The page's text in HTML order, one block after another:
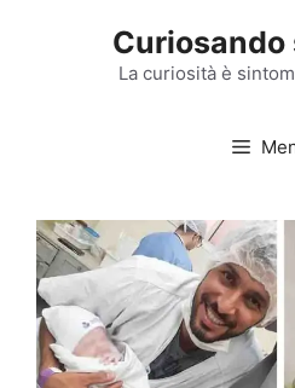
Curiosando
La curiosità è